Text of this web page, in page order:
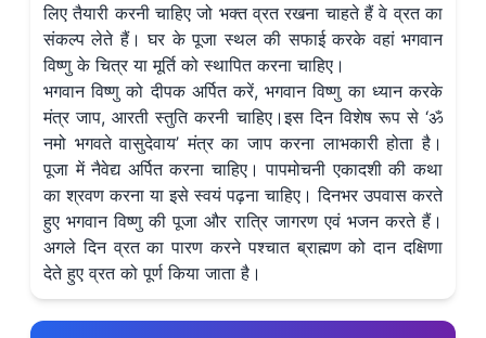
लिए तैयारी करनी चाहिए जो भक्त व्रत रखना चाहते हैं वे व्रत का
संकल्प लेते हैं। घर के पूजा स्थल की सफाई करके वहां भगवान
विष्णु के चित्र या मूर्ति को स्थापित करना चाहिए।
भगवान विष्णु को दीपक अर्पित करें, भगवान विष्णु का ध्यान करके
मंत्र जाप, आरती स्तुति करनी चाहिए।इस दिन विशेष रूप से ‘ॐ
नमो भगवते वासुदेवाय’ मंत्र का जाप करना लाभकारी होता है।
पूजा में नैवेद्य अर्पित करना चाहिए। पापमोचनी एकादशी की कथा
का श्रवण करना या इसे स्वयं पढ़ना चाहिए। दिनभर उपवास करते
हुए भगवान विष्णु की पूजा और रात्रि जागरण एवं भजन करते हैं।
अगले दिन व्रत का पारण करने पश्चात ब्राह्मण को दान दक्षिणा
देते हुए व्रत को पूर्ण किया जाता है।